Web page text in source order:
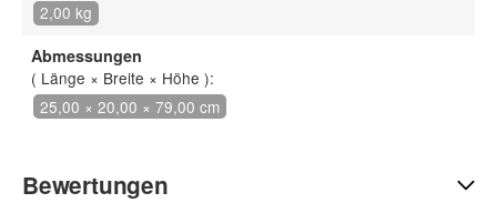
2,00 kg
Abmessungen
( Länge × Breite × Höhe ):
25,00 × 20,00 × 79,00 cm
Bewertungen